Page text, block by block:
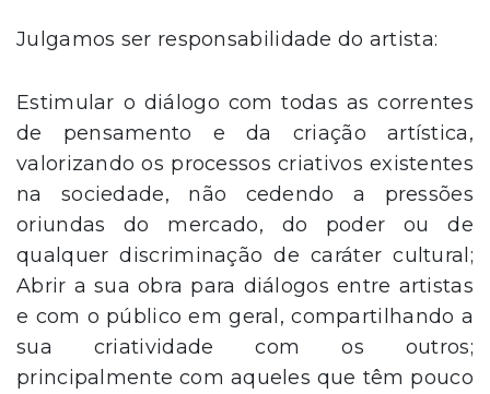
Julgamos ser responsabilidade do artista:
Estimular o diálogo com todas as correntes
de pensamento e da criação artística,
valorizando os processos criativos existentes
na sociedade, não cedendo a pressões
oriundas do mercado, do poder ou de
qualquer discriminação de caráter cultural;
Abrir a sua obra para diálogos entre artistas
e com o público em geral, compartilhando a
sua criatividade com os outros;
principalmente com aqueles que têm pouco